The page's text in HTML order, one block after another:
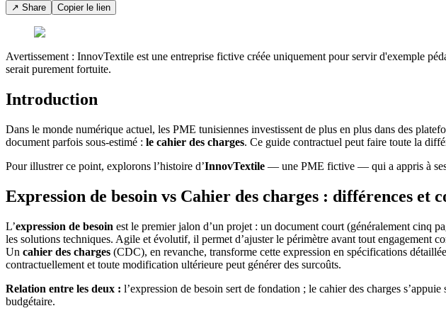
↗ Share Copier le lien
Avertissement : InnovTextile est une entreprise fictive créée uniquement pour servir d'exemple
serait purement fortuite.
Introduction
Dans le monde numérique actuel, les PME tunisiennes investissent de plus en plus dans des
document parfois sous‑estimé : le cahier des charges. Ce guide contractuel peut faire toute la
Pour illustrer ce point, explorons l’histoire d’InnovTextile — une PME fictive — qui a appris à ses
Expression de besoin vs Cahier des charges : différences et
L’expression de besoin est le premier jalon d’un projet : un document court (généralement cinq
les solutions techniques. Agile et évolutif, il permet d’ajuster le périmètre avant tout engagement
Un cahier des charges (CDC), en revanche, transforme cette expression en spécifications
contractuellement et toute modification ultérieure peut générer des surcoûts.
Relation entre les deux : l’expression de besoin sert de fondation ; le cahier des charges
budgétaire.